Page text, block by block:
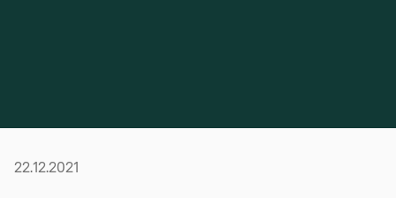
22.12.2021